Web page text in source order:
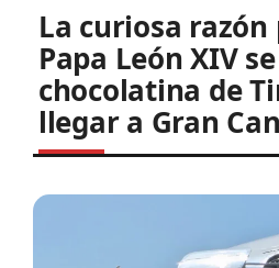
La curiosa razón
Papa León XIV
chocolatina de
llegar a Gran